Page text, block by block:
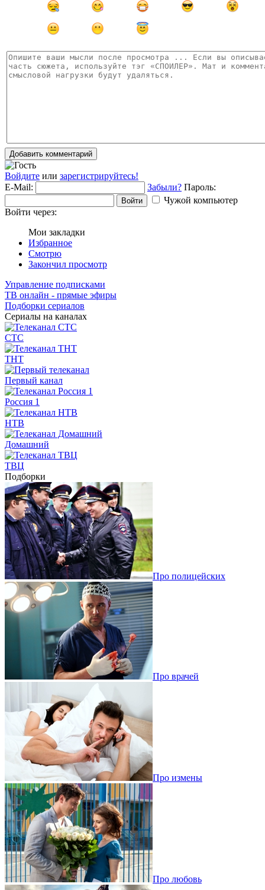
Добавить комментарий
Войдите или зарегистрируйтесь!
E-Mail:
Забыли? Пароль:
Войти
Чужой компьютер
Войти через:
Мои закладки
Избранное
Смотрю
Закончил просмотр
Управление подписками
ТВ онлайн - прямые эфиры
Подборки сериалов
Сериалы на каналах
СТС
ТНТ
Первый канал
Россия 1
НТВ
Домашний
ТВЦ
Подборки
Про полицейских
Про врачей
Про измены
Про любовь